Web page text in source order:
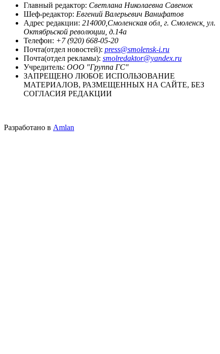
Главный редактор: Светлана Николаевна Савенок
Шеф-редактор: Евгений Валерьевич Ванифатов
Адрес редакции: 214000,Смоленская обл, г. Смоленск, ул.
Октябрьской революции, д.14а
Телефон: +7 (920) 668-05-20
Почта(отдел новостей): press@smolensk-i.ru
Почта(отдел рекламы): smolredaktor@yandex.ru
Учредитель: ООО "Группа ГС"
ЗАПРЕЩЕНО ЛЮБОЕ ИСПОЛЬЗОВАНИЕ
МАТЕРИАЛОВ, РАЗМЕЩЕННЫХ НА САЙТЕ, БЕЗ
СОГЛАСИЯ РЕДАКЦИИ
Разработано в Amlan